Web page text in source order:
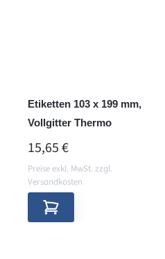
Etiketten 103 x 199 mm,
Vollgitter Thermo
REGULÄRER PREIS:
15,65 €
Preise exkl. MwSt. zzgl.
Versandkosten